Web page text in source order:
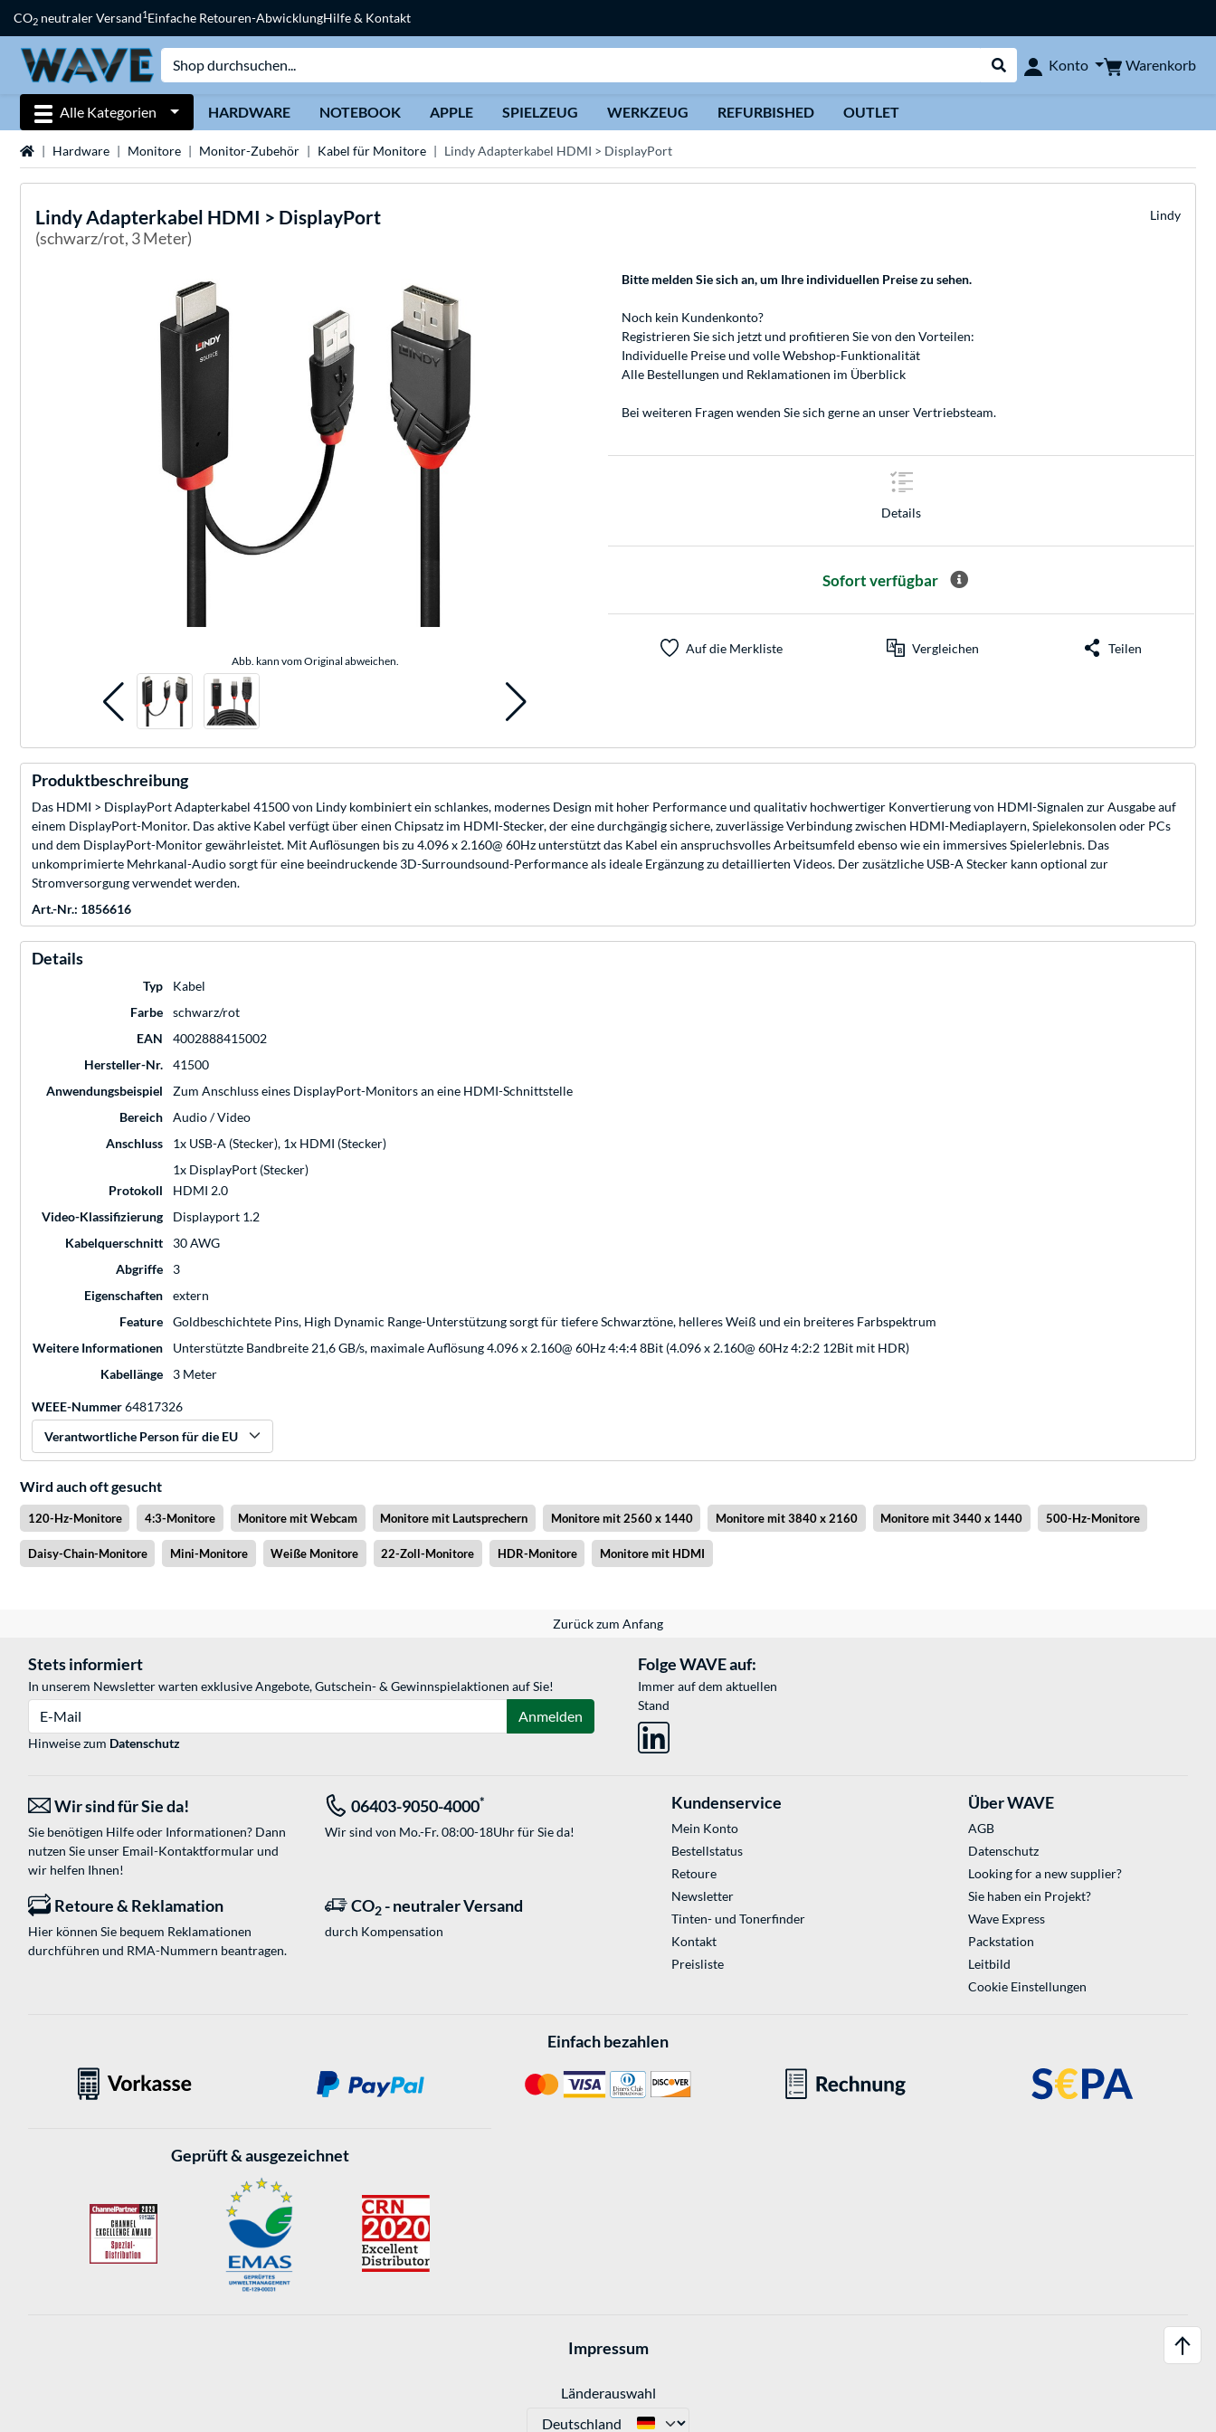
CO2 neutraler Versand1Einfache Retouren-AbwicklungHilfe & Kontakt
Suche durchführen
Konto Warenkorb
Alle Kategorien HARDWARE NOTEBOOK APPLE SPIELZEUG WERKZEUG REFURBISHED OUTLET
StartseiteHardware Monitore Monitor-Zubehör Kabel für Monitore Lindy Adapterkabel HDMI > DisplayPort
LindyAdapterkabel HDMI > DisplayPort
(schwarz/rot, 3 Meter)
Lindy
Abb. kann vom Original abweichen.
Bitte melden Sie sich an, um Ihre individuellen Preise zu sehen.
Noch kein Kundenkonto?
Registrieren Sie sich jetzt und profitieren Sie von den Vorteilen:
Individuelle Preise und volle Webshop-Funktionalität
Alle Bestellungen und Reklamationen im Überblick
Bei weiteren Fragen wenden Sie sich gerne an unserVertriebsteam.
Details
Sofort verfügbar
Auf die Merkliste Vergleichen Teilen
Produktbeschreibung
Das HDMI > DisplayPort Adapterkabel 41500 von Lindy kombiniert ein schlankes, modernes Design mit hoher Performance und qualitativ hochwertiger Konvertierung von HDMI-Signalen zur Ausgabe auf
einem DisplayPort-Monitor. Das aktive Kabel verfügt über einen Chipsatz im HDMI-Stecker, der eine durchgängig sichere, zuverlässige Verbindung zwischen HDMI-Mediaplayern, Spielekonsolen oder PCs
und dem DisplayPort-Monitor gewährleistet. Mit Auflösungen bis zu 4.096 x 2.160@ 60Hz unterstützt das Kabel ein anspruchsvolles Arbeitsumfeld ebenso wie ein immersives Spielerlebnis. Das
unkomprimierte Mehrkanal-Audio sorgt für eine beeindruckende 3D-Surroundsound-Performance als ideale Ergänzung zu detaillierten Videos. Der zusätzliche USB-A Stecker kann optional zur
Stromversorgung verwendet werden.
Art.-Nr.: 1856616
Details
Typ
Kabel
Farbe
schwarz/rot
EAN
4002888415002
Hersteller-Nr.
41500
Anwendungsbeispiel
Zum Anschluss eines DisplayPort-Monitors an eine HDMI-Schnittstelle
Bereich
Audio / Video
Anschluss
1x USB-A (Stecker), 1x HDMI (Stecker)
1x DisplayPort (Stecker)
Protokoll
HDMI 2.0
Video-Klassifizierung
Displayport 1.2
Kabelquerschnitt
30 AWG
Abgriffe
3
Eigenschaften
extern
Feature
Goldbeschichtete Pins, High Dynamic Range-Unterstützung sorgt für tiefere Schwarztöne, helleres Weiß und ein breiteres Farbspektrum
Weitere Informationen
Unterstützte Bandbreite 21,6 GB/s, maximale Auflösung 4.096 x 2.160@ 60Hz 4:4:4 8Bit (4.096 x 2.160@ 60Hz 4:2:2 12Bit mit HDR)
Kabellänge
3 Meter
WEEE-Nummer64817326
Verantwortliche Person für die EU
Wird auch oft gesucht
120-Hz-Monitore 4:3-Monitore Monitore mit Webcam Monitore mit Lautsprechern Monitore mit 2560 x 1440 Monitore mit 3840 x 2160 Monitore mit 3440 x 1440 500-Hz-Monitore
Daisy-Chain-Monitore Mini-Monitore Weiße Monitore 22-Zoll-Monitore HDR-Monitore Monitore mit HDMI
Zurück zum Anfang
Stets informiert
In unserem Newsletter warten exklusive Angebote, Gutschein- & Gewinnspielaktionen auf Sie!
Anmelden
Hinweise zum Datenschutz
Folge WAVE auf:
Immer auf dem aktuellen
Stand
Wir sind für Sie da!
Sie benötigen Hilfe oder Informationen? Dann
nutzen Sie unser Email-Kontaktformularund
wir helfen Ihnen!
06403-9050-4000*
Wir sind von Mo.-Fr. 08:00-18Uhr für Sie da!
Retoure & Reklamation
Hier können Sie bequem Reklamationen
durchführen und RMA-Nummern beantragen.
CO2 - neutraler Versand
durch Kompensation
Kundenservice
Mein Konto
Bestellstatus
Retoure
Newsletter
Tinten- und Tonerfinder
Kontakt
Preisliste
Über WAVE
AGB
Datenschutz
Looking for a new supplier?
Sie haben ein Projekt?
Wave Express
Packstation
Leitbild
Cookie Einstellungen
Einfach bezahlen
Geprüft & ausgezeichnet
Impressum
Länderauswahl